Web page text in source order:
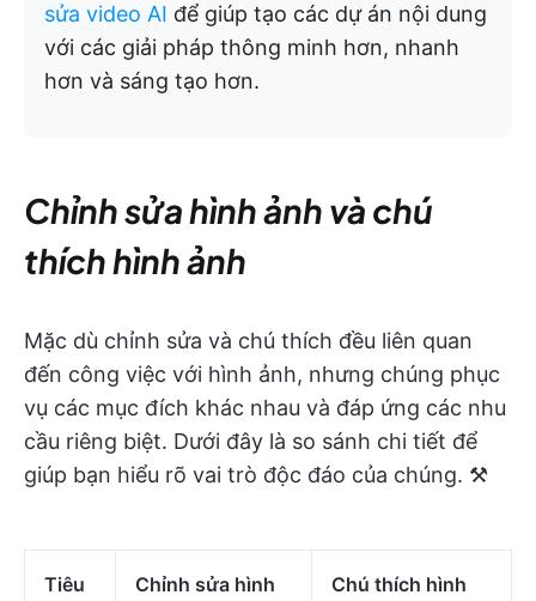
sửa video AI để giúp tạo các dự án nội dung
với các giải pháp thông minh hơn, nhanh
hơn và sáng tạo hơn.
Chỉnh sửa hình ảnh và chú
thích hình ảnh
Mặc dù chỉnh sửa và chú thích đều liên quan
đến công việc với hình ảnh, nhưng chúng phục
vụ các mục đích khác nhau và đáp ứng các nhu
cầu riêng biệt. Dưới đây là so sánh chi tiết để
giúp bạn hiểu rõ vai trò độc đáo của chúng. ⚒️
Tiêu
Chỉnh sửa hình
Chú thích hình